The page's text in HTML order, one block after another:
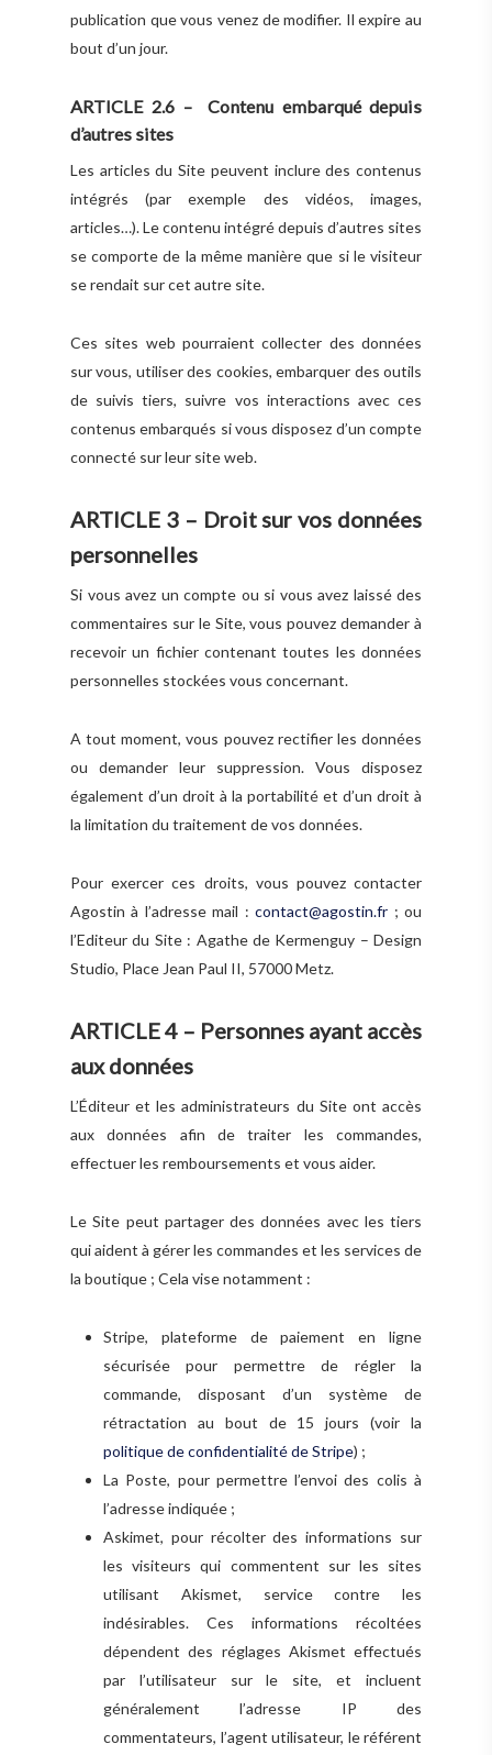
publication que vous venez de modifier. Il expire au
bout d’un jour.
ARTICLE 2.6 – Contenu embarqué depuis
d’autres sites
Les articles du Site peuvent inclure des contenus
intégrés (par exemple des vidéos, images,
articles…). Le contenu intégré depuis d’autres sites
se comporte de la même manière que si le visiteur
se rendait sur cet autre site.
Ces sites web pourraient collecter des données
sur vous, utiliser des cookies, embarquer des outils
de suivis tiers, suivre vos interactions avec ces
contenus embarqués si vous disposez d’un compte
connecté sur leur site web.
ARTICLE 3 – Droit sur vos données
personnelles
Si vous avez un compte ou si vous avez laissé des
commentaires sur le Site, vous pouvez demander à
recevoir un fichier contenant toutes les données
personnelles stockées vous concernant.
A tout moment, vous pouvez rectifier les données
ou demander leur suppression. Vous disposez
également d’un droit à la portabilité et d’un droit à
la limitation du traitement de vos données.
Pour exercer ces droits, vous pouvez contacter
Agostin à l’adresse mail :contact@agostin.fr ; ou
l’Editeur du Site : Agathe de Kermenguy – Design
Studio, Place Jean Paul II, 57000 Metz.
ARTICLE 4 – Personnes ayant accès
aux données
L’Éditeur et les administrateurs du Site ont accès
aux données afin de traiter les commandes,
effectuer les remboursements et vous aider.
Le Site peut partager des données avec les tiers
qui aident à gérer les commandes et les services de
la boutique ; Cela vise notamment :
Stripe, plateforme de paiement en ligne
sécurisée pour permettre de régler la
commande, disposant d’un système de
rétractation au bout de 15 jours (voir la
politique de confidentialité de Stripe) ;
La Poste, pour permettre l’envoi des colis à
l’adresse indiquée ;
Askimet, pour récolter des informations sur
les visiteurs qui commentent sur les sites
utilisant Akismet, service contre les
indésirables. Ces informations récoltées
dépendent des réglages Akismet effectués
par l’utilisateur sur le site, et incluent
généralement l’adresse IP des
commentateurs, l’agent utilisateur, le référent